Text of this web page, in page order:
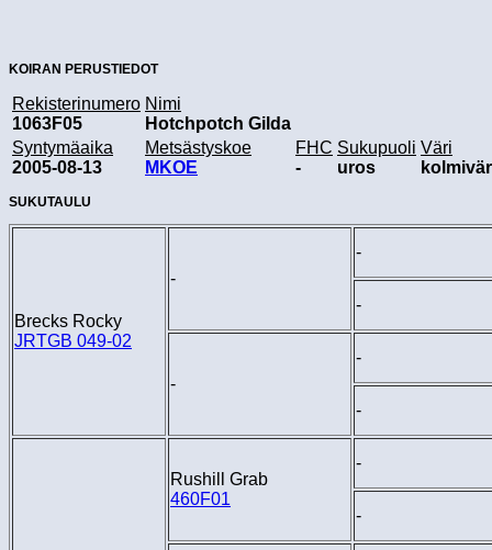
KOIRAN PERUSTIEDOT
Rekisterinumero
1063F05
Nimi
Hotchpotch Gilda
Syntymäaika
2005-08-13
Metsästyskoe
MKOE
FHC
-
Sukupuoli
uros
Väri
SUKUTAULU
Brecks Rocky
JRTGB 049-02
-
-
-
-
-
-
Rushill Grab
460F01
-
-